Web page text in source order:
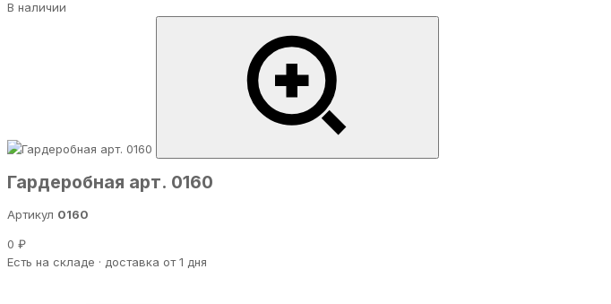
В наличии
Гардеробная арт. 0160
Артикул 0160
0 ₽
Есть на складе · доставка от 1 дня